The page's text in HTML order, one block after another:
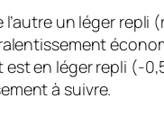
un léger repli
en léger repli (-
à suivre.